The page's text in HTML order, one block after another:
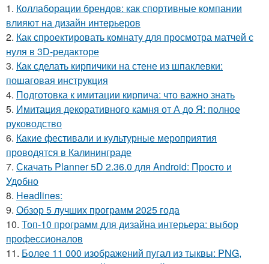
1. Коллаборации брендов: как спортивные компании
влияют на дизайн интерьеров
2. Как спроектировать комнату для просмотра матчей с
нуля в 3D-редакторе
3. Как сделать кирпичики на стене из шпаклевки:
пошаговая инструкция
4. Подготовка к имитации кирпича: что важно знать
5. Имитация декоративного камня от А до Я: полное
руководство
6. Какие фестивали и культурные мероприятия
проводятся в Калининграде
7. Скачать Planner 5D 2.36.0 для Android: Просто и
Удобно
8. Headlines:
9. Обзор 5 лучших программ 2025 года
10. Топ-10 программ для дизайна интерьера: выбор
профессионалов
11. Более 11 000 изображений пугал из тыквы: PNG,